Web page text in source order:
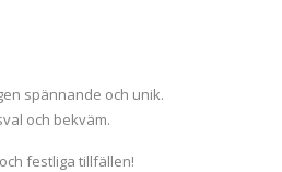
spännande och unik.
och bekväm.
festliga tillfällen!